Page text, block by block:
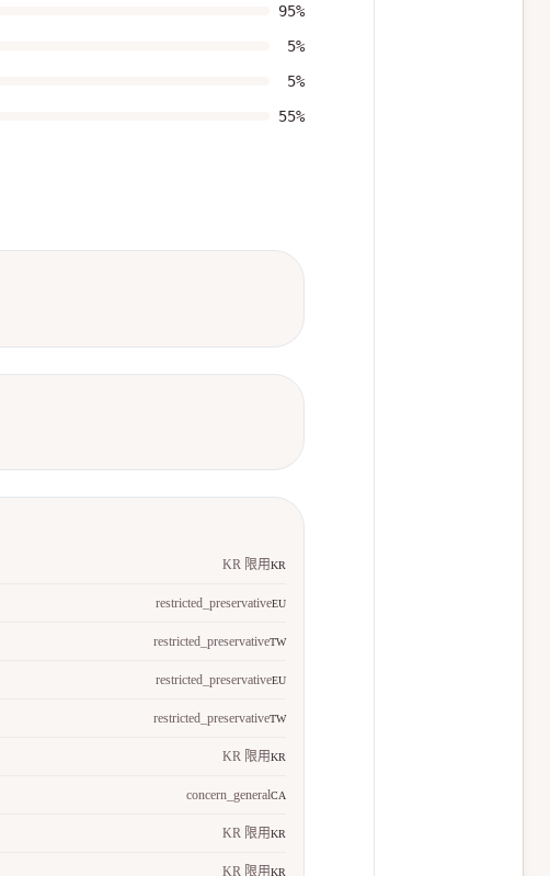
95%
5%
5%
55%
KR 限用KR
restricted_preservativeEU
restricted_preservativeTW
restricted_preservativeEU
restricted_preservativeTW
KR 限用KR
concern_generalCA
KR 限用KR
KR 限用KR